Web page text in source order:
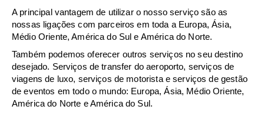
A principal vantagem de utilizar o nosso serviço são as
nossas ligações com parceiros em toda a Europa, Ásia,
Médio Oriente, América do Sul e América do Norte.
Também podemos oferecer outros serviços no seu destino
desejado. Serviços de transfer do aeroporto, serviços de
viagens de luxo, serviços de motorista e serviços de gestão
de eventos em todo o mundo: Europa, Ásia, Médio Oriente,
América do Norte e América do Sul.